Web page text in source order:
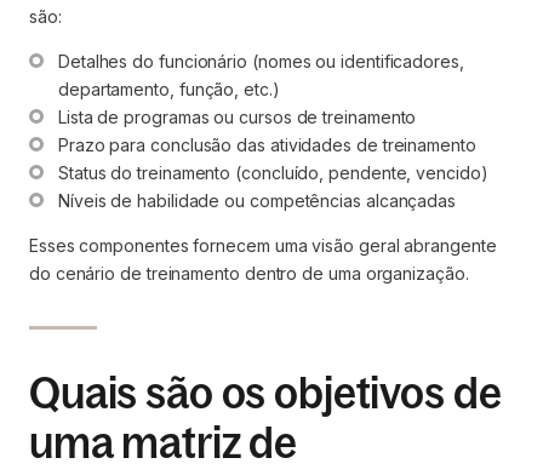
são:
Detalhes do funcionário (nomes ou identificadores,
departamento, função, etc.)
Lista de programas ou cursos de treinamento
Prazo para conclusão das atividades de treinamento
Status do treinamento (concluído, pendente, vencido)
Níveis de habilidade ou competências alcançadas
Esses componentes fornecem uma visão geral abrangente
do cenário de treinamento dentro de uma organização.
Quais são os objetivos de
uma matriz de